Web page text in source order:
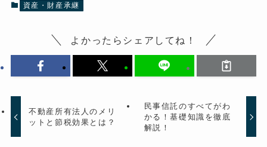
資産・財産承継
よかったらシェアしてね！
不動産所有法人のメリ
ットと節税効果とは？
民事信託のすべてがわ
かる！基礎知識を徹底
解説！